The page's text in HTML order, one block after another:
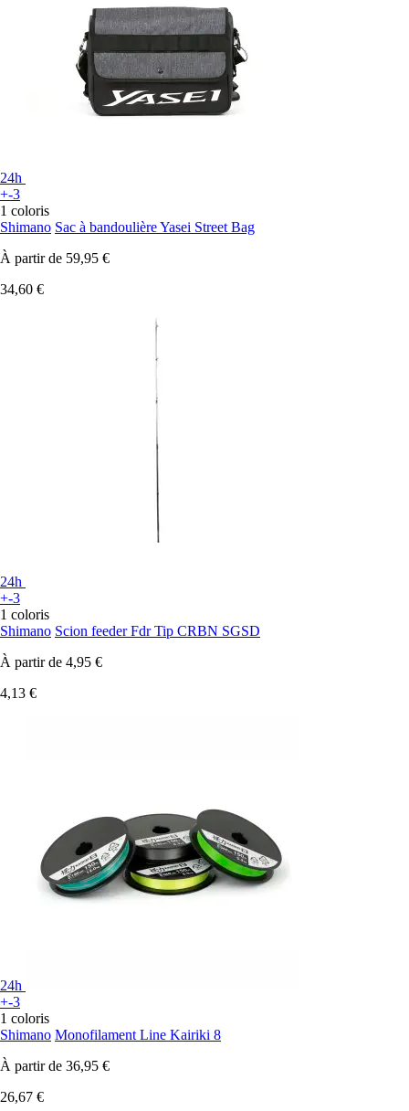
24h
+-3
1 coloris
Shimano Sac à bandoulière Yasei Street Bag
À partir de 59,95 €
34,60 €
24h
+-3
1 coloris
Shimano Scion feeder Fdr Tip CRBN SGSD
À partir de 4,95 €
4,13 €
24h
+-3
1 coloris
Shimano Monofilament Line Kairiki 8
À partir de 36,95 €
26,67 €